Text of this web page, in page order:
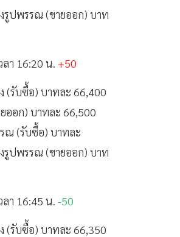
รูปพรรณ (ขายออก) บาท
ลา 16:20 น. +50
(รับซื้อ) บาทละ 66,400
ออก) บาทละ 66,500
ณ (รับซื้อ) บาทละ
รูปพรรณ (ขายออก) บาท
ลา 16:45 น. -50
(รับซื้อ) บาทละ 66,350